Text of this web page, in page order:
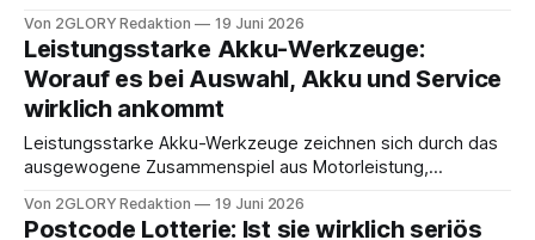
und oft das Ergebnis monatelanger Recherche, sorgfältiger
Auswahl und schrittweiser Optimierung. Ob Profi-Streamer,
kompetitiver FPS-Spieler oder entspannter Casual
Von 2GLORY Redaktion 19 Juni 2026
Leistungsstarke Akku-Werkzeuge:
Worauf es bei Auswahl, Akku und Service
wirklich ankommt
Leistungsstarke Akku-Werkzeuge zeichnen sich durch das
ausgewogene Zusammenspiel aus Motorleistung,
eine einzelne Kennzahl. Ob Sie am Wochenende
Von 2GLORY Redaktion 19 Juni 2026
Postcode Lotterie: Ist sie wirklich seriös